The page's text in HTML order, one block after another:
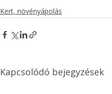
Kert, növényápolás
Kapcsolódó bejegyzések